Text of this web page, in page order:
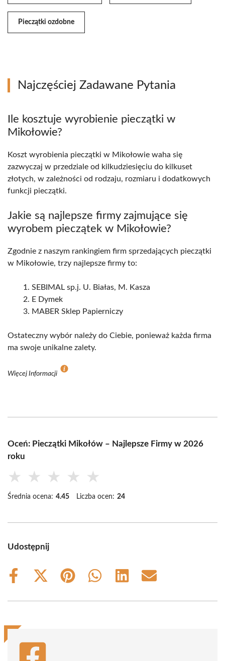
Pieczątki ozdobne
Najczęściej Zadawane Pytania
Ile kosztuje wyrobienie pieczątki w
Mikołowie?
Koszt wyrobienia pieczątki w Mikołowie waha się
zazwyczaj w przedziale od kilkudziesięciu do kilkuset
złotych, w zależności od rodzaju, rozmiaru i dodatkowych
funkcji pieczątki.
Jakie są najlepsze firmy zajmujące się
wyrobem pieczątek w Mikołowie?
Zgodnie z naszym rankingiem firm sprzedających pieczątki
w Mikołowie, trzy najlepsze firmy to:
SEBIMAL sp.j. U. Białas, M. Kasza
E Dymek
MABER Sklep Papierniczy
Ostateczny wybór należy do Ciebie, ponieważ każda firma
ma swoje unikalne zalety.
Więcej Informacji
Oceń: Pieczątki Mikołów – Najlepsze Firmy w 2026
roku
★ ★ ★ ★ ★
Średnia ocena: 4.45 Liczba ocen: 24
Udostępnij
Share
Share
(Twitter)
Share
Share
Share
Share